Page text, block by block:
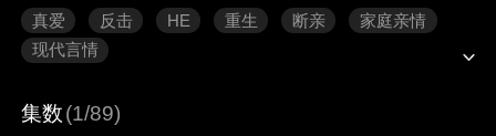
真爱 反击 HE 重生 断亲
家庭亲情
现代言情
集数(1/89)